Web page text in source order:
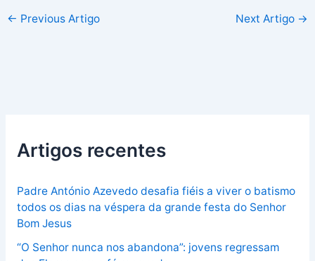
← Previous Artigo Next Artigo →
Artigos recentes
Padre António Azevedo desafia fiéis a viver o batismo
todos os dias na véspera da grande festa do Senhor
Bom Jesus
“O Senhor nunca nos abandona”: jovens regressam